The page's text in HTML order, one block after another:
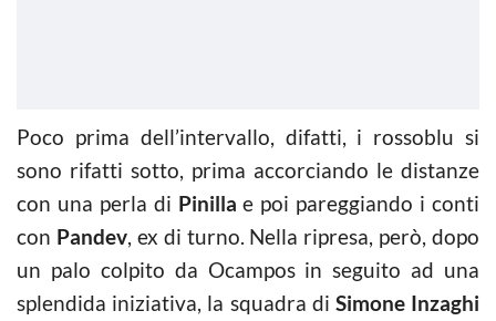
Poco prima dell’intervallo, difatti, i rossoblu si
sono rifatti sotto, prima accorciando le distanze
con una perla di Pinilla e poi pareggiando i conti
con Pandev, ex di turno. Nella ripresa, però, dopo
un palo colpito da Ocampos in seguito ad una
splendida iniziativa, la squadra di Simone Inzaghi